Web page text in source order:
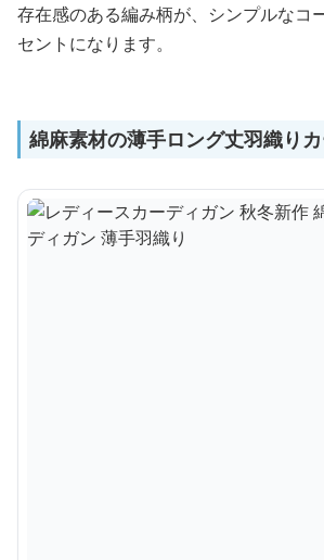
存在感のある編み柄が、シンプルなコ
セントになります。
綿麻素材の薄手ロング丈羽織り